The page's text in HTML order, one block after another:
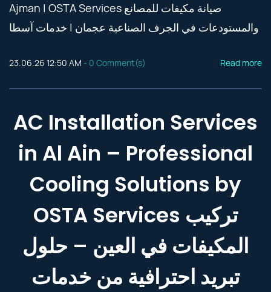
Ajman | OSTA Services صيانة مكيفات للمصانع
والمستودعات في الجرف الصناعية عجمان | خدمات آسطا
23.06.26 12:50 AM - 0 Comment(s) Read more
AC Installation Services
in Al Ain – Professional
Cooling Solutions by
OSTA Services تركيب
المكيفات في العين – حلول
تبريد احترافية من خدمات